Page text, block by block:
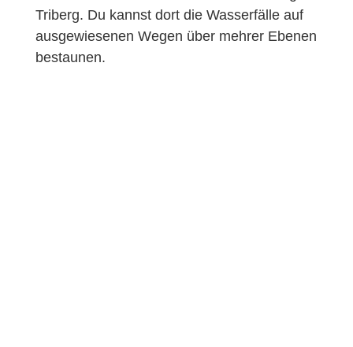
Triberg. Du kannst dort die Wasserfälle auf
ausgewiesenen Wegen über mehrer Ebenen
bestaunen.